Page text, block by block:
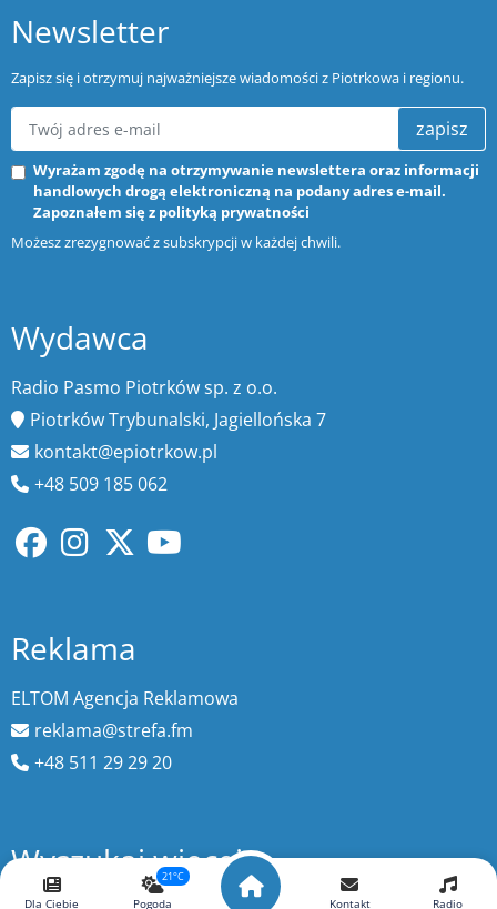
Newsletter
Zapisz się i otrzymuj najważniejsze wiadomości z Piotrkowa i regionu.
zapisz
Wyrażam zgodę na otrzymywanie newslettera oraz informacji
handlowych drogą elektroniczną na podany adres e-mail.
Zapoznałem się z polityką prywatności
Możesz zrezygnować z subskrypcji w każdej chwili.
Wydawca
Radio Pasmo Piotrków sp. z o.o.
Piotrków Trybunalski, Jagiellońska 7
kontakt@epiotrkow.pl
+48 509 185 062
Reklama
ELTOM Agencja Reklamowa
reklama@strefa.fm
+48 511 29 29 20
Wyszukaj więcej
Dla Ciebie
21°C
Pogoda Kontakt Radio